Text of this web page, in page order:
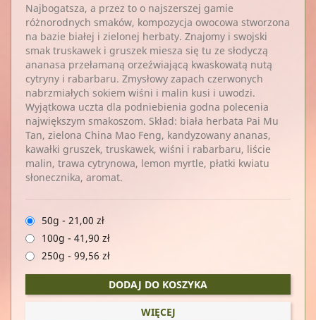
Najbogatsza, a przez to o najszerszej gamie
różnorodnych smaków, kompozycja owocowa stworzona
na bazie białej i zielonej herbaty. Znajomy i swojski
smak truskawek i gruszek miesza się tu ze słodyczą
ananasa przełamaną orzeźwiającą kwaskowatą nutą
cytryny i rabarbaru. Zmysłowy zapach czerwonych
nabrzmiałych sokiem wiśni i malin kusi i uwodzi.
Wyjątkowa uczta dla podniebienia godna polecenia
największym smakoszom. Skład: biała herbata Pai Mu
Tan, zielona China Mao Feng, kandyzowany ananas,
kawałki gruszek, truskawek, wiśni i rabarbaru, liście
malin, trawa cytrynowa, lemon myrtle, płatki kwiatu
słonecznika, aromat.
50g - 21,00 zł
100g - 41,90 zł
250g - 99,56 zł
DODAJ DO KOSZYKA
WIĘCEJ